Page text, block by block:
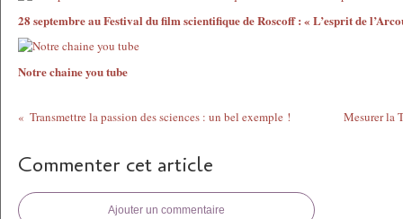
28 septembre au Festival du film scientifique de Roscoff : « L’esprit de
Notre chaine you tube
Transmettre la passion des sciences : un bel exemple ! Mesurer la
Commenter cet article
Ajouter un commentaire